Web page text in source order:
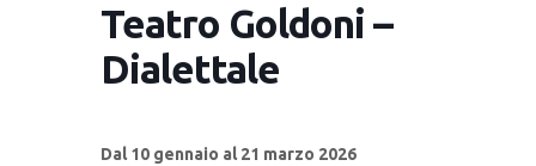
Teatro Goldoni –
Dialettale
Dal 10 gennaio al 21 marzo 2026